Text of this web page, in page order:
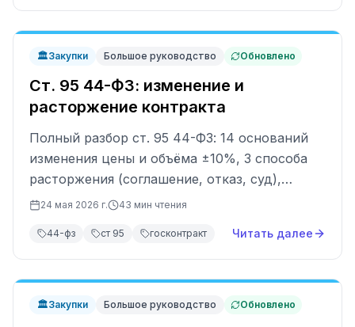
🏛️Закупки Большое руководство Обновлено
Ст. 95 44-ФЗ: изменение и
расторжение контракта
Полный разбор ст. 95 44-ФЗ: 14 оснований
изменения цены и объёма ±10%, 3 способа
расторжения (соглашение, отказ, суд),
образцы доп. соглашений и 5 типичных
24 мая 2026 г. 43 мин чтения
44-фз ст 95 госконтракт Читать далее
🏛️Закупки Большое руководство Обновлено